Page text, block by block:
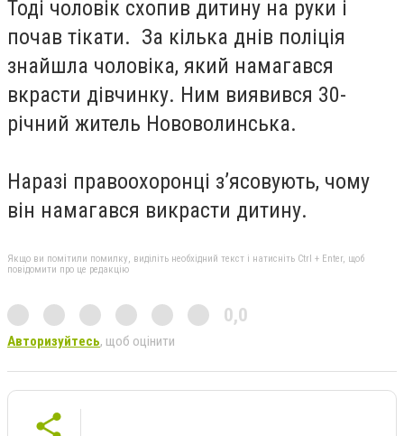
Тоді чоловік схопив дитину на руки і
почав тікати. За кілька днів поліція
знайшла чоловіка, який намагався
вкрасти дівчинку. Ним виявився 30-
річний житель Нововолинська.
Наразі правоохоронці з’ясовують, чому
він намагався викрасти дитину.
Якщо ви помітили помилку, виділіть необхідний текст і натисніть Ctrl + Enter, щоб
повідомити про це редакцію
0,0
Авторизуйтесь, щоб оцінити